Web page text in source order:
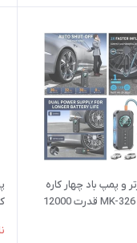
و پمپ باد چهار کاره